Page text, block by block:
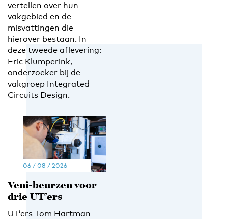
vertellen over hun
vakgebied en de
misvattingen die
hierover bestaan. In
deze tweede aflevering:
Eric Klumperink,
onderzoeker bij de
vakgroep Integrated
Circuits Design.
06 / 08 / 2026
Veni-beurzen voor
drie UT’ers
UT’ers Tom Hartman